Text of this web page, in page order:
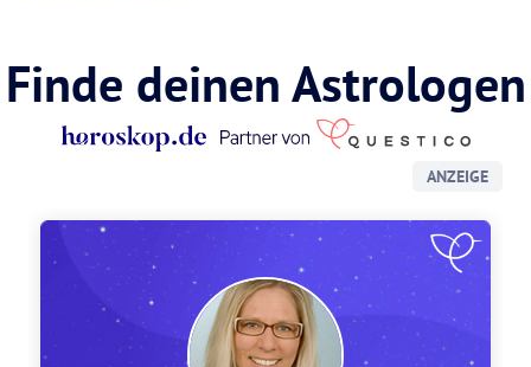
Finde deinen Astrologen
ANZEIGE